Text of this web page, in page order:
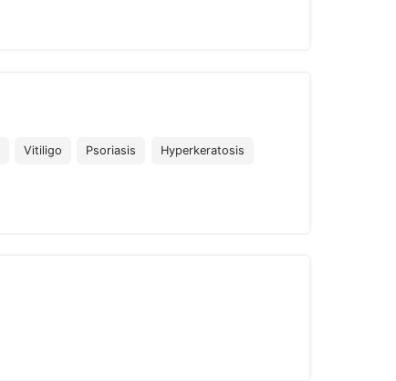
Vitiligo Psoriasis Hyperkeratosis